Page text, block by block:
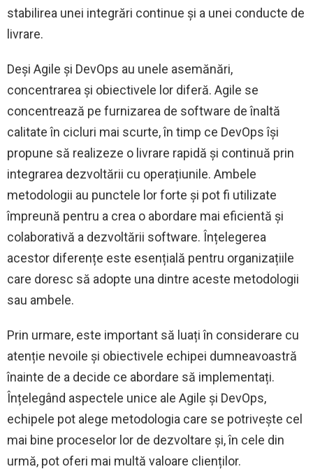
stabilirea unei integrări continue și a unei conducte de
livrare.
Deși Agile și DevOps au unele asemănări,
concentrarea și obiectivele lor diferă. Agile se
concentrează pe furnizarea de software de înaltă
calitate în cicluri mai scurte, în timp ce DevOps își
propune să realizeze o livrare rapidă și continuă prin
integrarea dezvoltării cu operațiunile. Ambele
metodologii au punctele lor forte și pot fi utilizate
împreună pentru a crea o abordare mai eficientă și
colaborativă a dezvoltării software. Înțelegerea
acestor diferențe este esențială pentru organizațiile
care doresc să adopte una dintre aceste metodologii
sau ambele.
Prin urmare, este important să luați în considerare cu
atenție nevoile și obiectivele echipei dumneavoastră
înainte de a decide ce abordare să implementați.
Înțelegând aspectele unice ale Agile și DevOps,
echipele pot alege metodologia care se potrivește cel
mai bine proceselor lor de dezvoltare și, în cele din
urmă, pot oferi mai multă valoare clienților.